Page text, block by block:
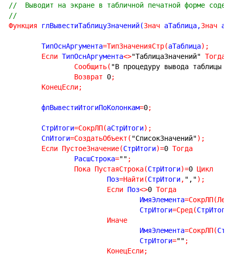
//  Выводит на экране в табличной печатной форме
//
Функция
глВывестиТаблицуЗначений(Знач аТаблица,Знач
	ТипОснАргумента
=ТипЗначенияСтр(аТаблица) ;
Если ТипОснАргумента<>"ТаблицаЗначений" Тогда
Сообщить( "В процедуру вывода таблицы
Возврат
0;
КонецЕсли;
	флВывестиИтогиПоКолонкам
=0;
	СтрИтоги
=СокрЛП(аСтрИтоги) ;
	СпИтоги
=СоздатьОбъект ( "СписокЗначений") ;
Если ПустоеЗначение(СтрИтоги)=0 Тогда
		РасшСтрока
="" ;
Пока ПустаяСтрока(СтрИтоги)=0 Цикл
			Поз
=Найти(СтрИтоги, ",") ;
Если Поз<>0 Тогда
				ИмяЭлемента
=СокрЛП(
				СтрИтоги
=Сред (
Иначе
				ИмяЭлемента
=СокрЛП(
				СтрИтоги
="" ;
КонецЕсли;